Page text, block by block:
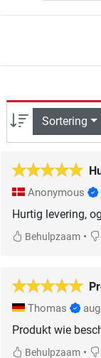
Sortering
Anonymous
Hurtig levering,
Behulpzaam•
Thomas
Produkt wie
Behulpzaam•